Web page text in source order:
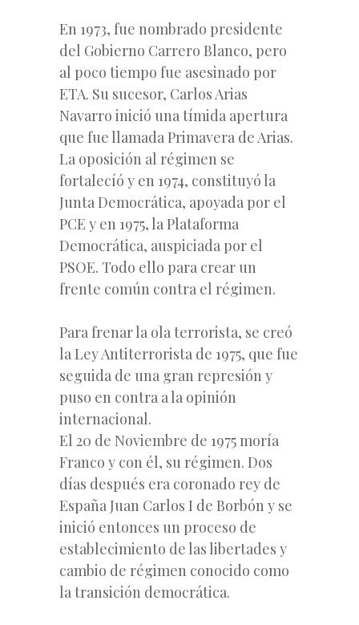
En 1973, fue nombrado presidente
del Gobierno Carrero Blanco, pero
al poco tiempo fue asesinado por
ETA. Su sucesor, Carlos Arias
Navarro inició una tímida apertura
que fue llamada Primavera de Arias.
La oposición al régimen se
fortalecíó y en 1974, constituyó la
Junta Democrática, apoyada por el
PCE y en 1975, la Plataforma
Democrática, auspiciada por el
PSOE. Todo ello para crear un
frente común contra el régimen.
Para frenar la ola terrorista, se creó
la Ley Antiterrorista de 1975, que fue
seguida de una gran represión y
puso en contra a la opinión
internacional.
El 20 de Noviembre de 1975 moría
Franco y con él, su régimen. Dos
días después era coronado rey de
España Juan Carlos I de Borbón y se
inició entonces un proceso de
establecimiento de las libertades y
cambio de régimen conocido como
la transición democrática.